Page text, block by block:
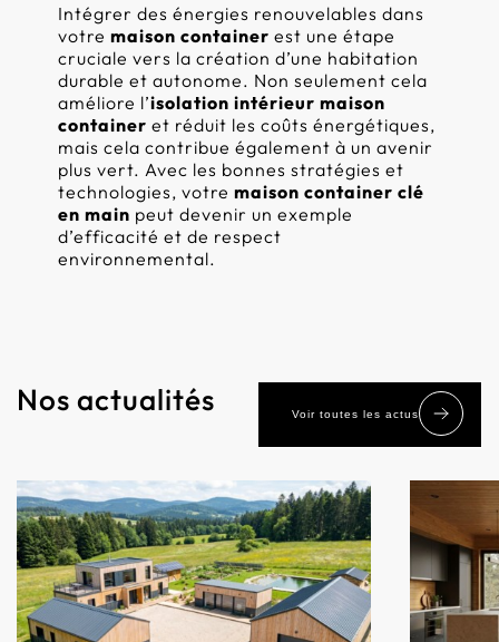
Intégrer des énergies renouvelables dans
votremaison container est une étape
cruciale vers la création d’une habitation
durable et autonome. Non seulement cela
améliore l’isolation intérieur maison
container et réduit les coûts énergétiques,
mais cela contribue également à un avenir
plus vert. Avec les bonnes stratégies et
technologies, votremaison container clé
en main peut devenir un exemple
d’efficacité et de respect
environnemental.
Nos actualités Voir toutes les actus